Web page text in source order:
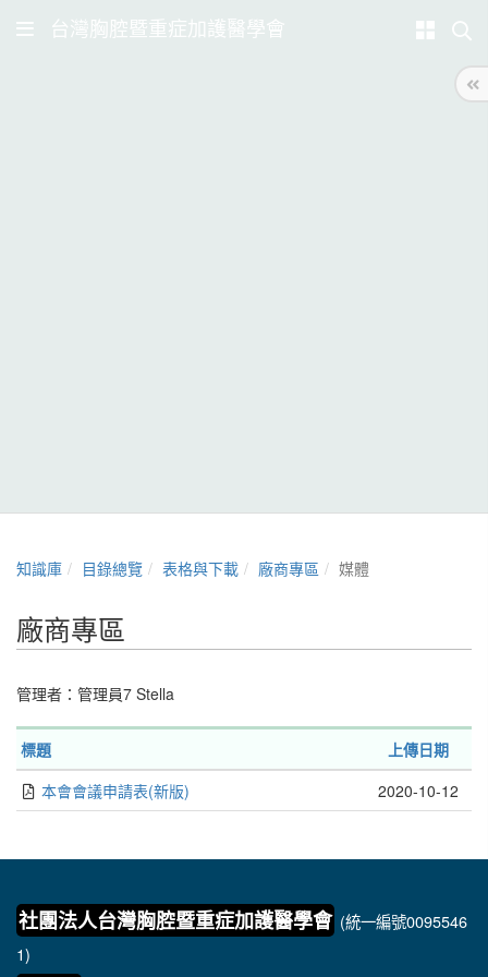
台灣胸腔暨重症加護醫學會
知識庫 目錄總覽 表格與下載 廠商專區 媒體
廠商專區
管理者： 管理員7 Stella
標題
上傳日期
本會會議申請表(新版)
2020-10-12
社團法人台灣胸腔暨重症加護醫學會 (統一編號0095546
1)